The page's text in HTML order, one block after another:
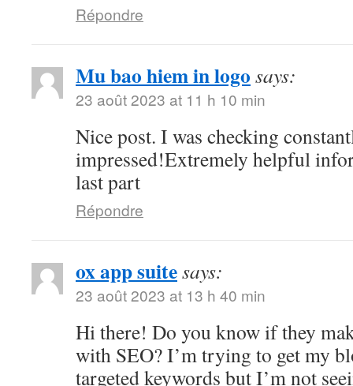
Répondre
Mu bao hiem in logo says:
23 août 2023 at 11 h 10 min
Nice post. I was checking
impressed!Extremely helpful
last part
Répondre
ox app suitesays:
23 août 2023 at 13 h 40 min
Hi there! Do you know if they
with SEO? I’m trying to get my
targeted keywords but I’m not